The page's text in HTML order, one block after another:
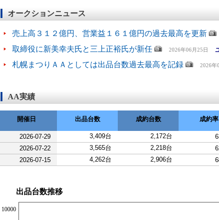
オークションニュース
売上高３１２億円、営業益１６１億円の過去最高を更新
取締役に新美幸夫氏と三上正裕氏が新任 2026年06月25日
札幌まつりＡＡとしては出品台数過去最高を記録 2026年
AA実績
開催日 出品台数 成約台数 成約率
2026-07-29 3,409台 2,172台
2026-07-22
3,565台 2,218台
2026-07-15
4,262台 2,906台
出品台数推移
10000